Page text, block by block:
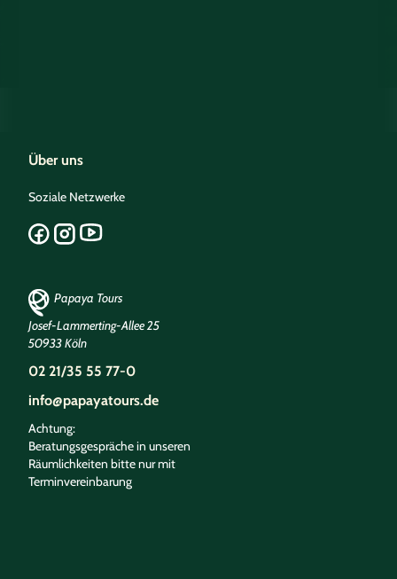
Über uns
Soziale Netzwerke
Papaya Tours
Josef-Lammerting-Allee 25
50933 Köln
02 21/35 55 77-0
info@papayatours.de
Achtung:
Beratungsgespräche in unseren
Räumlichkeiten bitte nur mit
Terminvereinbarung